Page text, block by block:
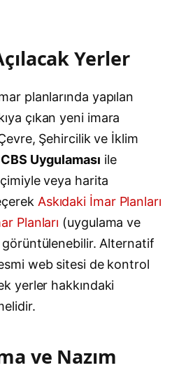
Yerler
planlarında yapılan
çıkan yeni imara
Şehircilik ve İklim
CBS Uygulaması ile
veya harita
Askıdaki İmar Planları
Planları (uygulama ve
görüntülenebilir. Alternatif
web sitesi de kontrol
yerler hakkındaki
ve Nazım